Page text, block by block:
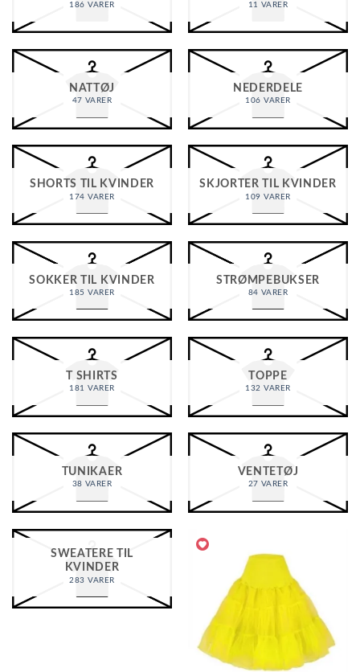
186 VARER 11 VARER
NATTØJ
47 VARER
NEDERDELE
106 VARER
SHORTS TIL KVINDER
174 VARER
SKJORTER TIL KVINDER
109 VARER
SOKKER TIL KVINDER
185 VARER
STRØMPEBUKSER
84 VARER
T SHIRTS
181 VARER
TOPPE
132 VARER
TUNIKAER
38 VARER
VENTETØJ
27 VARER
SWEATERE TIL
KVINDER
283 VARER